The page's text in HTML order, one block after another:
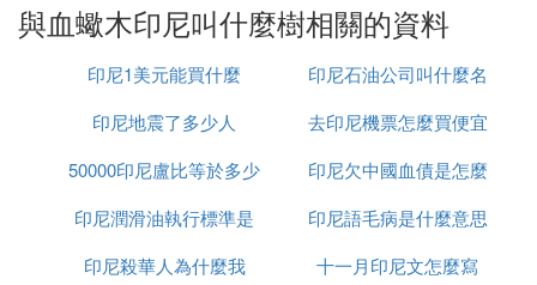
縱列排序的「脈」;果子呈球形，表面有明亮的淡黃
色魚鱗。把它弄斷或割開一個口子，便會有像血一樣
的環氧樹脂流出去，晾曬後凝固成血小塊，它是很寶
貴的中葯材，稱作「龍血竭」或「麒麟竭」。民俗亦
有應用做為染劑或香辛料。
1、原庄龍血竭：呈不規律的小塊。表層暗紫色或被
有暗紅色煙塵。質堅脆或酥脆、易破裂，粉碎面內色
與血蠍木印尼叫什麼樹相關的資料
印尼1美元能買什麼
印尼石油公司叫什麼名
字
印尼地震了多少人
去印尼機票怎麼買便宜
50000印尼盧比等於多少
人民幣
印尼欠中國血債是怎麼
回事
印尼潤滑油執行標準是
什麼
印尼語毛病是什麼意思
印尼殺華人為什麼我
十一月印尼文怎麼寫